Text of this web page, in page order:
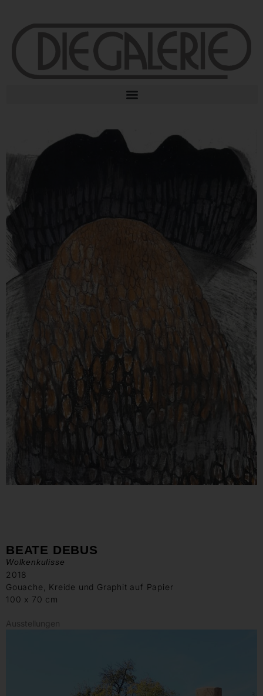
BEATE DEBUS
Wolkenkulisse
2018
Gouache, Kreide und Graphit auf Papier
100 x 70 cm
Ausstellungen